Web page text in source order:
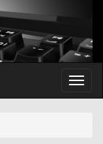
T
o